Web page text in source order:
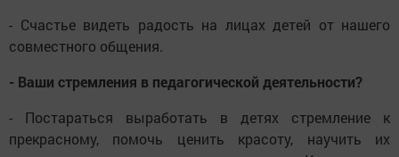
- Счастье видеть радость на лицах детей от нашего
совместного общения.
- Ваши стремления в педагогической деятельности?
- Постараться выработать в детях стремление к
прекрасному, помочь ценить красоту, научить их